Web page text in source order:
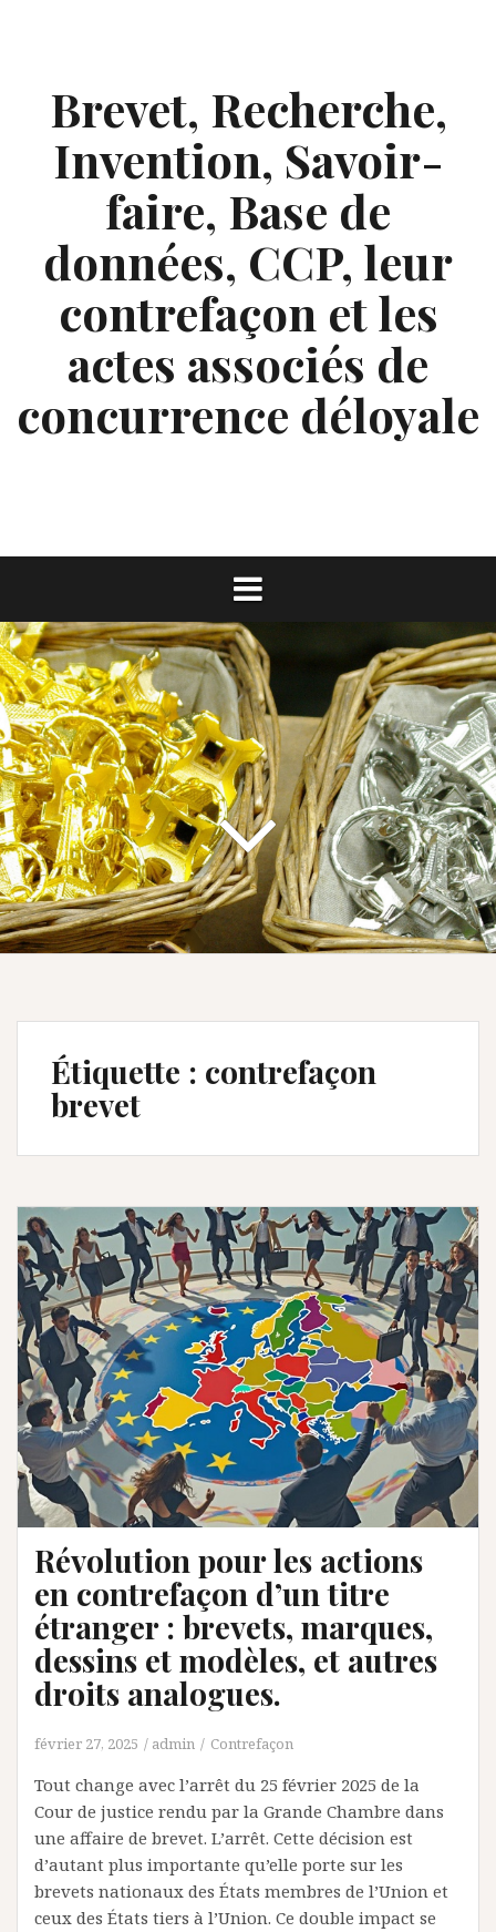
Brevet, Recherche,
Invention, Savoir-
faire, Base de
données, CCP, leur
contrefaçon et les
actes associés de
concurrence déloyale
Étiquette : contrefaçon
brevet
Révolution pour les actions
en contrefaçon d’un titre
étranger : brevets, marques,
dessins et modèles, et autres
droits analogues.
février 27, 2025 admin Contrefaçon
Tout change avec l’arrêt du 25 février 2025 de la
Cour de justice rendu par la Grande Chambre dans
une affaire de brevet. L’arrêt. Cette décision est
d’autant plus importante qu’elle porte sur les
brevets nationaux des États membres de l’Union et
ceux des États tiers à l’Union. Ce double impact se